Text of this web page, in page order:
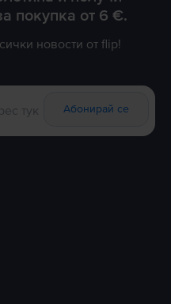
покупка от 6 €.
новости от flip!
Абонирай се